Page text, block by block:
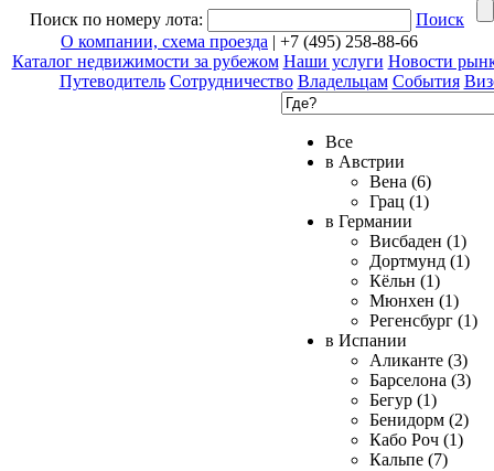
Поиск по номеру лота:
Поиск
О компании, схема проезда | +7 (495) 258-88-66
Каталог недвижимости за рубежом Наши услуги Новости
Путеводитель Сотрудничество Владельцам События
Все
в Австрии
Вена (6)
Грац (1)
в Германии
Висбаден (1)
Дортмунд (1)
Кёльн (1)
Мюнхен (1)
Регенсбург (1)
в Испании
Аликанте (3)
Барселона (3)
Бегур (1)
Бенидорм (2)
Кабо Роч (1)
Кальпе (7)